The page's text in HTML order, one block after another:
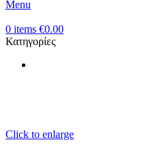
Menu
0 items €0.00
Κατηγορίες
Click to enlarge